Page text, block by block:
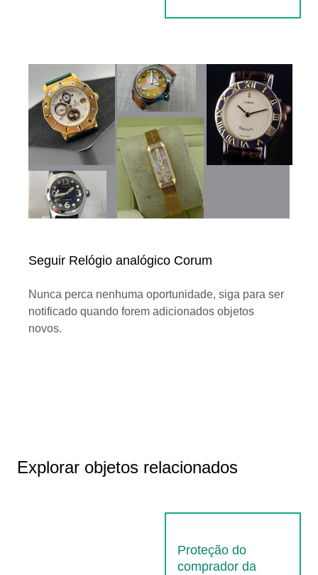
Seguir Relógio analógico Corum
Nunca perca nenhuma oportunidade, siga para ser
notificado quando forem adicionados objetos
novos.
Explorar objetos relacionados
Proteção do
comprador da